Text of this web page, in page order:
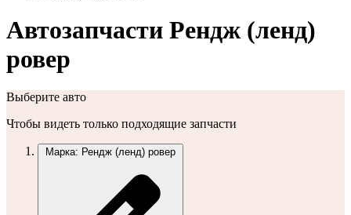
Автозапчасти Рендж (ленд)
ровер
Выберите авто
Чтобы видеть только подходящие запчасти
Марка: Рендж (ленд) ровер